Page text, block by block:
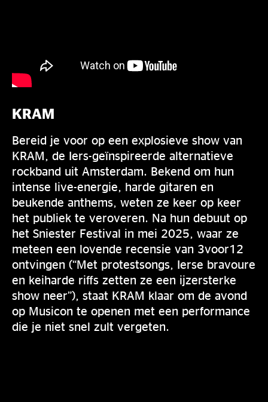
KRAM
Bereid je voor op een explosieve show van
KRAM, de Iers-geïnspireerde alternatieve
rockband uit Amsterdam. Bekend om hun
intense live-energie, harde gitaren en
beukende anthems, weten ze keer op keer
het publiek te veroveren. Na hun debuut op
het Sniester Festival in mei 2025, waar ze
meteen een lovende recensie van 3voor12
ontvingen (“Met protestsongs, Ierse bravoure
en keiharde riffs zetten ze een ijzersterke
show neer”), staat KRAM klaar om de avond
op Musicon te openen met een performance
die je niet snel zult vergeten.